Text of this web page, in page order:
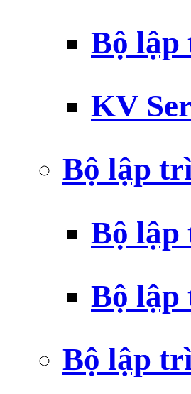
Bộ
KV
Bộ lập
Bộ
Bộ
Bộ lập